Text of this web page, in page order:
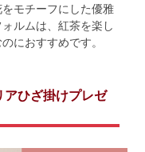
モチーフにした優雅
ォルムは、紅茶を楽し
におすすめです。
アひざ掛けプレゼ